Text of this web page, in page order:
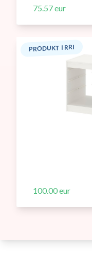
75.57 eur
PRODUKT I RRI
100.00 eur